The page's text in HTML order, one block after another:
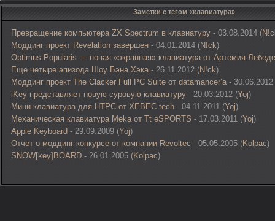
Заметки с тегом «клавиатура»
Превращение компьютера ZX Spectrum в клавиатуру - 03.08.2014 (
Моддинг проект Revelation завершен - 04.01.2014 (N!ck)
Optimus Popularis — новая «экранная» клавиатура от Артемия
Еще четыре эпизода Шоу Бэна Хэка - 26.11.2012 (N!ck)
Моддинг проект The Clacker Full PC Suite от datamancer’а - 30.06.2012
iKey представляет новую суровую клавиатуру - 20.03.2012 (Yoj)
Мини-клавиатура для HTPC от XEBEC tech - 04.11.2011 (Yoj)
Механическая клавиатура Meka от Tt eSPORTS - 17.03.2011 (Yoj)
Apple Keyboard - 29.09.2009 (Yoj)
Отчет о моддинг конкурсе от компании Revoltec - 05.05.2005 (Kolpac)
SNOW[key]BOARD - 26.01.2005 (Kolpac)